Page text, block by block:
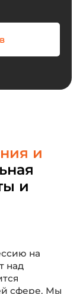
и
и
на
над
сфере. Мы